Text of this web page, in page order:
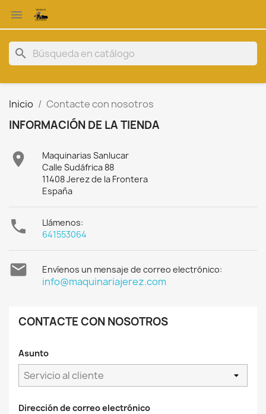

search
Inicio Contacte con nosotros
INFORMACIÓN DE LA TIENDA

Maquinarias Sanlucar
Calle Sudáfrica 88
11408 Jerez de la Frontera
España

Llámenos:
641553064
 Envíenos un mensaje de correo electrónico:
info@maquinariajerez.com
CONTACTE CON NOSOTROS
Asunto
Dirección de correo electrónico